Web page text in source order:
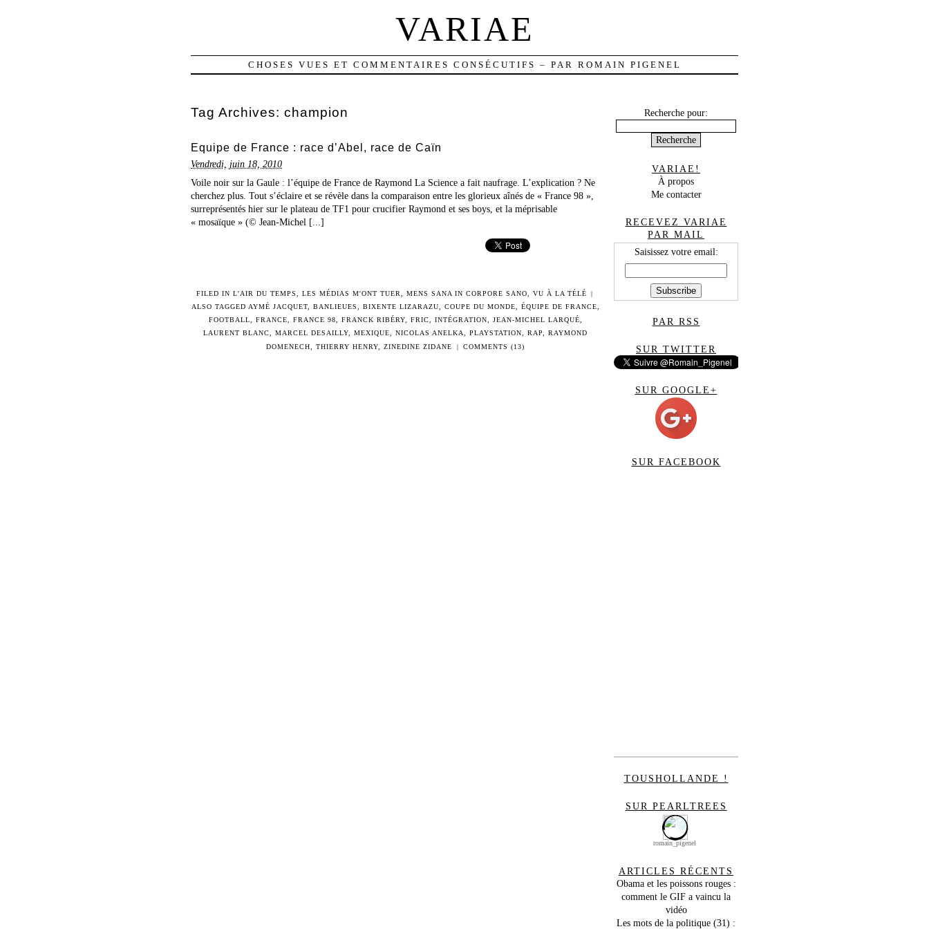
VARIAE
CHOSES VUES ET COMMENTAIRES CONSÉCUTIFS – PAR ROMAIN PIGENEL
Tag Archives: champion
Equipe de France : race d’Abel, race de Caïn
Vendredi, juin 18, 2010
Voile noir sur la Gaule : l’équipe de France de Raymond La Science a fait naufrage. L’explication ? Ne
cherchez plus. Tout s’éclaire et se révèle dans la comparaison entre les glorieux aînés de « France 98 »,
surreprésentés hier sur le plateau de TF1 pour crucifier Raymond et ses boys, et la méprisable
« mosaïque » (© Jean-Michel [...]
FILED IN L'AIR DU TEMPS LES MÉDIAS M'ONT TUER MENS SANA IN CORPORE SANO VU À LA TÉLÉ
|
ALSO TAGGED AYMÉ JACQUET, BANLIEUES BIXENTE LIZARAZU COUPE DU MONDE ÉQUIPE DE FRANCE
FOOTBALL
FRANCE FRANCE 98 FRANCK RIBÉRY, FRIC INTÉGRATION JEAN-MICHEL LARQUÉ
LAURENT BLANC
MARCEL DESAILLY MEXIQUE NICOLAS ANELKA PLAYSTATION RAP
RAYMOND
DOMENECH
,THIERRY HENRY ,ZINEDINE ZIDANE | COMMENTS (13)
Recherche pour:
VARIAE!
À propos
Me contacter
RECEVEZ VARIAE
PAR MAIL
Saisissez votre email:
PAR RSS
SUR TWITTER
SUR GOOGLE+
SUR FACEBOOK
TOUSHOLLANDE !
SUR PEARLTREES
romain_pigenel
ARTICLES RÉCENTS
Obama et les poissons rouges :
comment le GIF a vaincu la
vidéo
Les mots de la politique (31) :